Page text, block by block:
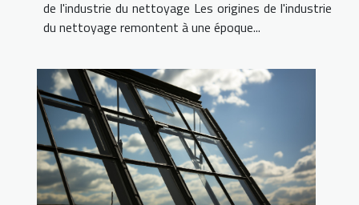
de l'industrie du nettoyage Les origines de l'industrie
du nettoyage remontent à une époque...